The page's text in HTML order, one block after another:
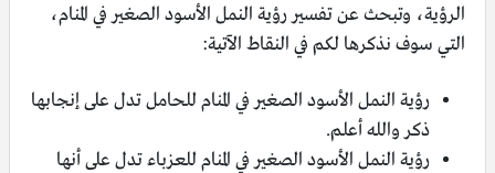
الرؤية، وتبحث عن تفسير رؤية النمل الأسود الصغير في المنام،
التي سوف نذكرها لكم في النقاط الآتية:
رؤية النمل الأسود الصغير في المنام للحامل تدل على إنجابها
ذكر والله أعلم.
رؤية النمل الأسود الصغير في المنام للعزباء تدل على أنها